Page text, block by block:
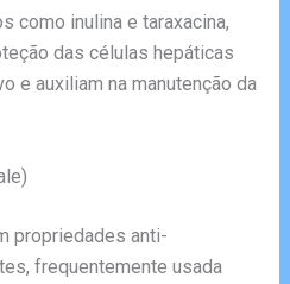
como inulina e taraxacina,
das células hepáticas
e auxiliam na manutenção da
propriedades anti-
frequentemente usada